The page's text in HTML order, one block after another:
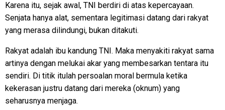
Karena itu, sejak awal, TNI berdiri di atas kepercayaan.
Senjata hanya alat, sementara legitimasi datang dari rakyat
yang merasa dilindungi, bukan ditakuti.
Rakyat adalah ibu kandung TNI. Maka menyakiti rakyat sama
artinya dengan melukai akar yang membesarkan tentara itu
sendiri. Di titik itulah persoalan moral bermula ketika
kekerasan justru datang dari mereka (oknum) yang
seharusnya menjaga.